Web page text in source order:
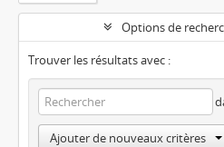
Options de
Trouver les résultats avec :
Ajouter de nouveaux critères